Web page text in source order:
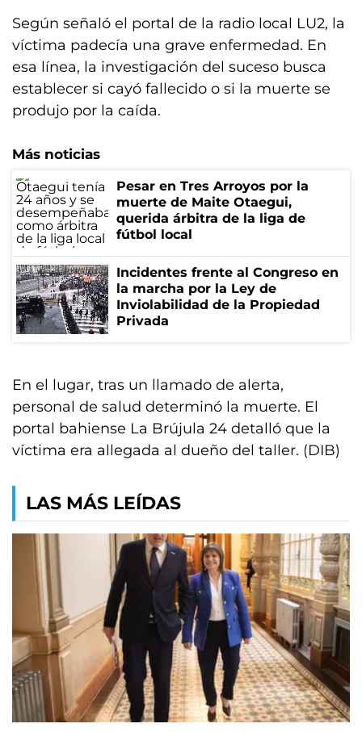
Según señaló el portal de la radio local LU2, la
víctima padecía una grave enfermedad. En
esa línea, la investigación del suceso busca
establecer si cayó fallecido o si la muerte se
produjo por la caída.
Más noticias
Pesar en Tres Arroyos por la
muerte de Maite Otaegui,
querida árbitra de la liga de
fútbol local
Incidentes frente al Congreso en
la marcha por la Ley de
Inviolabilidad de la Propiedad
Privada
En el lugar, tras un llamado de alerta,
personal de salud determinó la muerte. El
portal bahiense La Brújula 24 detalló que la
víctima era allegada al dueño del taller. (DIB)
LAS MÁS LEÍDAS